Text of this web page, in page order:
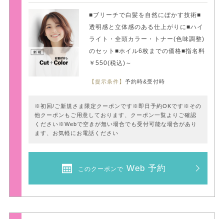
■ブリーチで白髪を自然にぼかす技術■
透明感と立体感のある仕上がりに■ハイ
ライト・全頭カラー・トナー(色味調整)
のセット■ホイル6枚までの価格■指名料
￥550(税込)～
【提示条件】予約時&受付時
※初回/ご新規さま限定クーポンです※即日予約OKです※その
他クーポンもご用意しております、クーポン一覧よりご確認
ください※Webで空きが無い場合でも受付可能な場合があり
ます、お気軽にお電話ください
このクーポンで Web 予約